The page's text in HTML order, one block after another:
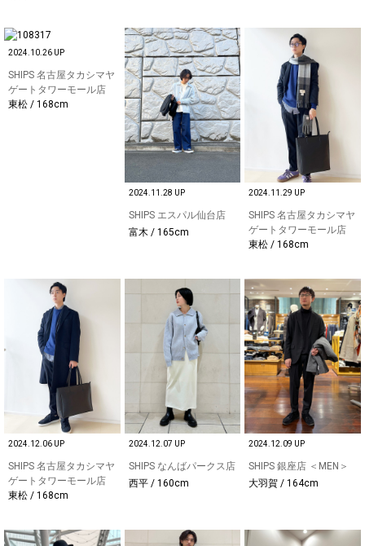
2024.10.26 UP
SHIPS 名古屋タカシマヤ
ゲートタワーモール店
東松 / 168cm
2024.11.28 UP
SHIPS エスパル仙台店
富木 / 165cm
2024.11.29 UP
SHIPS 名古屋タカシマヤ
ゲートタワーモール店
東松 / 168cm
2024.12.06 UP
SHIPS 名古屋タカシマヤ
ゲートタワーモール店
東松 / 168cm
2024.12.07 UP
SHIPS なんばパークス店
西平 / 160cm
2024.12.09 UP
SHIPS 銀座店 ＜MEN＞
大羽賀 / 164cm